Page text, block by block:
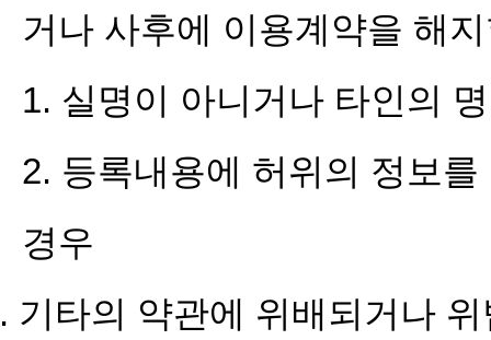
거나 사후에 이용계약을 해
1. 실명이 아니거나 타인의
2. 등록내용에 허위의 정보
경우
기타의 약관에 위배되거나